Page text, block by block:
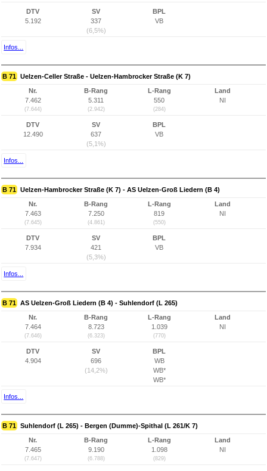
DTV
5.192
SV
337
(6,5%)
BPL
VB
Infos...
B 71 Uelzen-Celler Straße - Uelzen-Hambrocker Straße (K 7)
Nr.
7.462
(7.644)
B-Rang
5.311
(2.942)
L-Rang
550
(284)
Land
NI
DTV
12.490
SV
637
(5,1%)
BPL
VB
Infos...
B 71 Uelzen-Hambrocker Straße (K 7) - AS Uelzen-Groß Liedern (B 4)
Nr.
7.463
(7.645)
B-Rang
7.250
(4.861)
L-Rang
819
(550)
Land
NI
DTV
7.934
SV
421
(5,3%)
BPL
VB
Infos...
B 71 AS Uelzen-Groß Liedern (B 4) - Suhlendorf (L 265)
Nr.
7.464
(7.646)
B-Rang
8.723
(6.323)
L-Rang
1.039
(770)
Land
NI
DTV
4.904
SV
696
(14,2%)
BPL
WB
WB*
WB*
Infos...
B 71 Suhlendorf (L 265) - Bergen (Dumme)-Spithal (L 261/K 7)
Nr.
7.465
(7.647)
B-Rang
9.190
(6.788)
L-Rang
1.098
(829)
Land
NI